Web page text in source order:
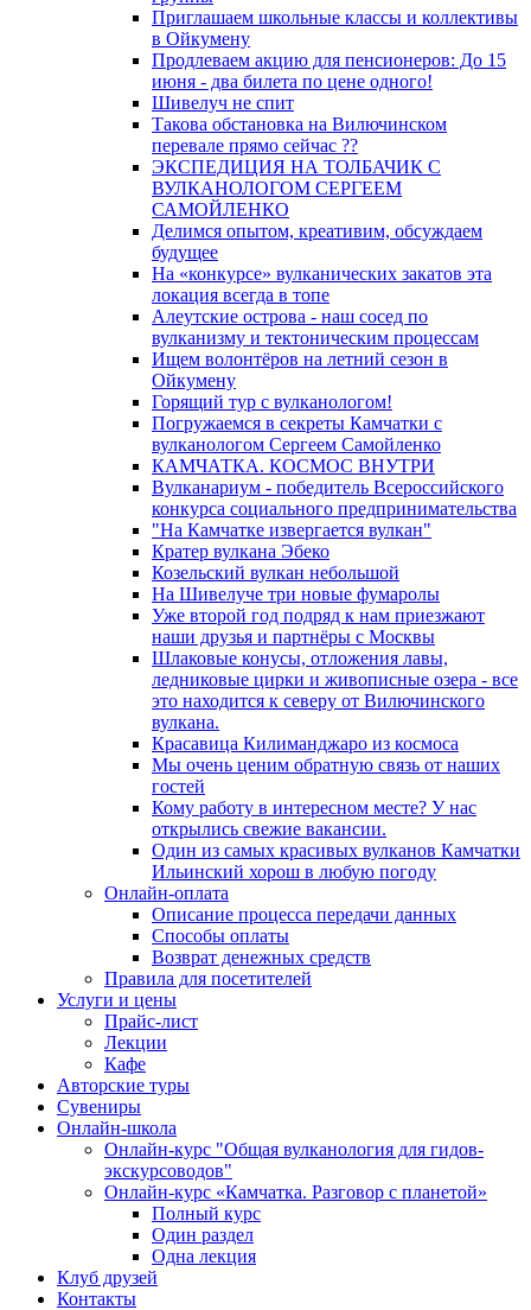
Приглашаем школьные классы и коллективы
в Ойкумену
Продлеваем акцию для пенсионеров: До 15
июня - два билета по цене одного!
Шивелуч не спит
Такова обстановка на Вилючинском
перевале прямо сейчас ??
ЭКСПЕДИЦИЯ НА ТОЛБАЧИК С
ВУЛКАНОЛОГОМ СЕРГЕЕМ
САМОЙЛЕНКО
Делимся опытом, креативим, обсуждаем
будущее
На «конкурсе» вулканических закатов эта
локация всегда в топе
Алеутские острова - наш сосед по
вулканизму и тектоническим процессам
Ищем волонтёров на летний сезон в
Ойкумену
Горящий тур с вулканологом!
Погружаемся в секреты Камчатки с
вулканологом Сергеем Самойленко
КАМЧАТКА. КОСМОС ВНУТРИ
Вулканариум - победитель Всероссийского
конкурса социального предпринимательства
"На Камчатке извергается вулкан"
Кратер вулкана Эбеко
Козельский вулкан небольшой
На Шивелуче три новые фумаролы
Уже второй год подряд к нам приезжают
наши друзья и партнёры с Москвы
Шлаковые конусы, отложения лавы,
ледниковые цирки и живописные озера - все
это находится к северу от Вилючинского
вулкана.
Красавица Килиманджаро из космоса
Мы очень ценим обратную связь от наших
гостей
Кому работу в интересном месте? У нас
открылись свежие вакансии.
Один из самых красивых вулканов Камчатки
Ильинский хорош в любую погоду
Онлайн-оплата
Описание процесса передачи данных
Способы оплаты
Возврат денежных средств
Правила для посетителей
Услуги и цены
Прайс-лист
Лекции
Кафе
Авторские туры
Сувениры
Онлайн-школа
Онлайн-курс "Общая вулканология для гидов-
экскурсоводов"
Онлайн-курс «Камчатка. Разговор с планетой»
Полный курс
Один раздел
Одна лекция
Клуб друзей
Контакты